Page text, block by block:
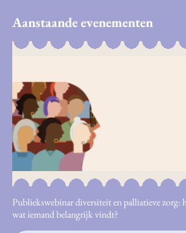
Aanstaande evenementen
Publiekswebinar diversiteit en palliatieve zorg:
wat iemand belangrijk vindt?